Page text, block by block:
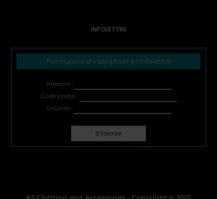
INFOLETTRE
Formulaire d'inscription à l'infolettre
Prénom :
Code postal :
Courriel :